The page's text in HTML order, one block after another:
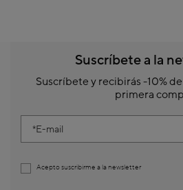
Suscríbete a la
Suscríbete y recibirás -10%
primera
E-mail
Acepto suscribirme a la newsletter